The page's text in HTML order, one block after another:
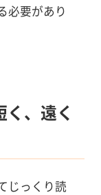
必要があり
、遠く
じっくり読